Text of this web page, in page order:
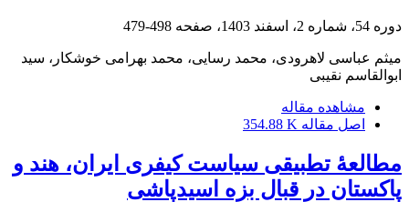
دوره 54، شماره 2، اسفند 1403، صفحه 498-479
میثم عباسی لاهرودی، محمد رسایی، محمد بهرامی خوشکار، سید
ابوالقاسم نقیبی
مشاهده مقاله
اصل مقاله 354.88 K
مطالعۀ تطبیقی سیاست کیفری ایران، هند و
پاکستان در قبال بزه اسیدپاشی